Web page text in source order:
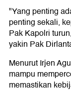
"Yang penting
penting sekali,
Pak Kapolri
yakin Pak
Menurut Irjen
mampu
memastikan